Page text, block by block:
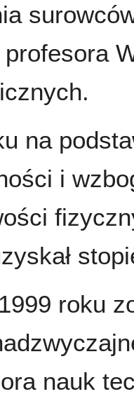
na
i
roku
nauk